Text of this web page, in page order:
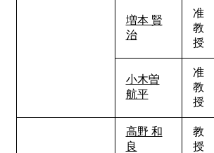
増本 賢
治
准
教
授
小木曽
航平
准
教
授
高野 和
良
教
授